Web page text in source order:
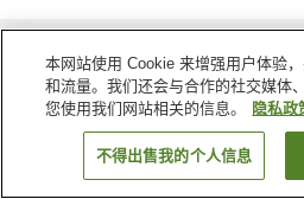
搜索客房
本网站使用 Cookie 来增强用户体验
和流量。我们还会与合作的社交媒体
您使用我们网站相关的信息。
隐私政
不得出售我的个人信息